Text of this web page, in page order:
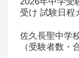
受け 試験日程
佐久長聖中学
（受験者数・